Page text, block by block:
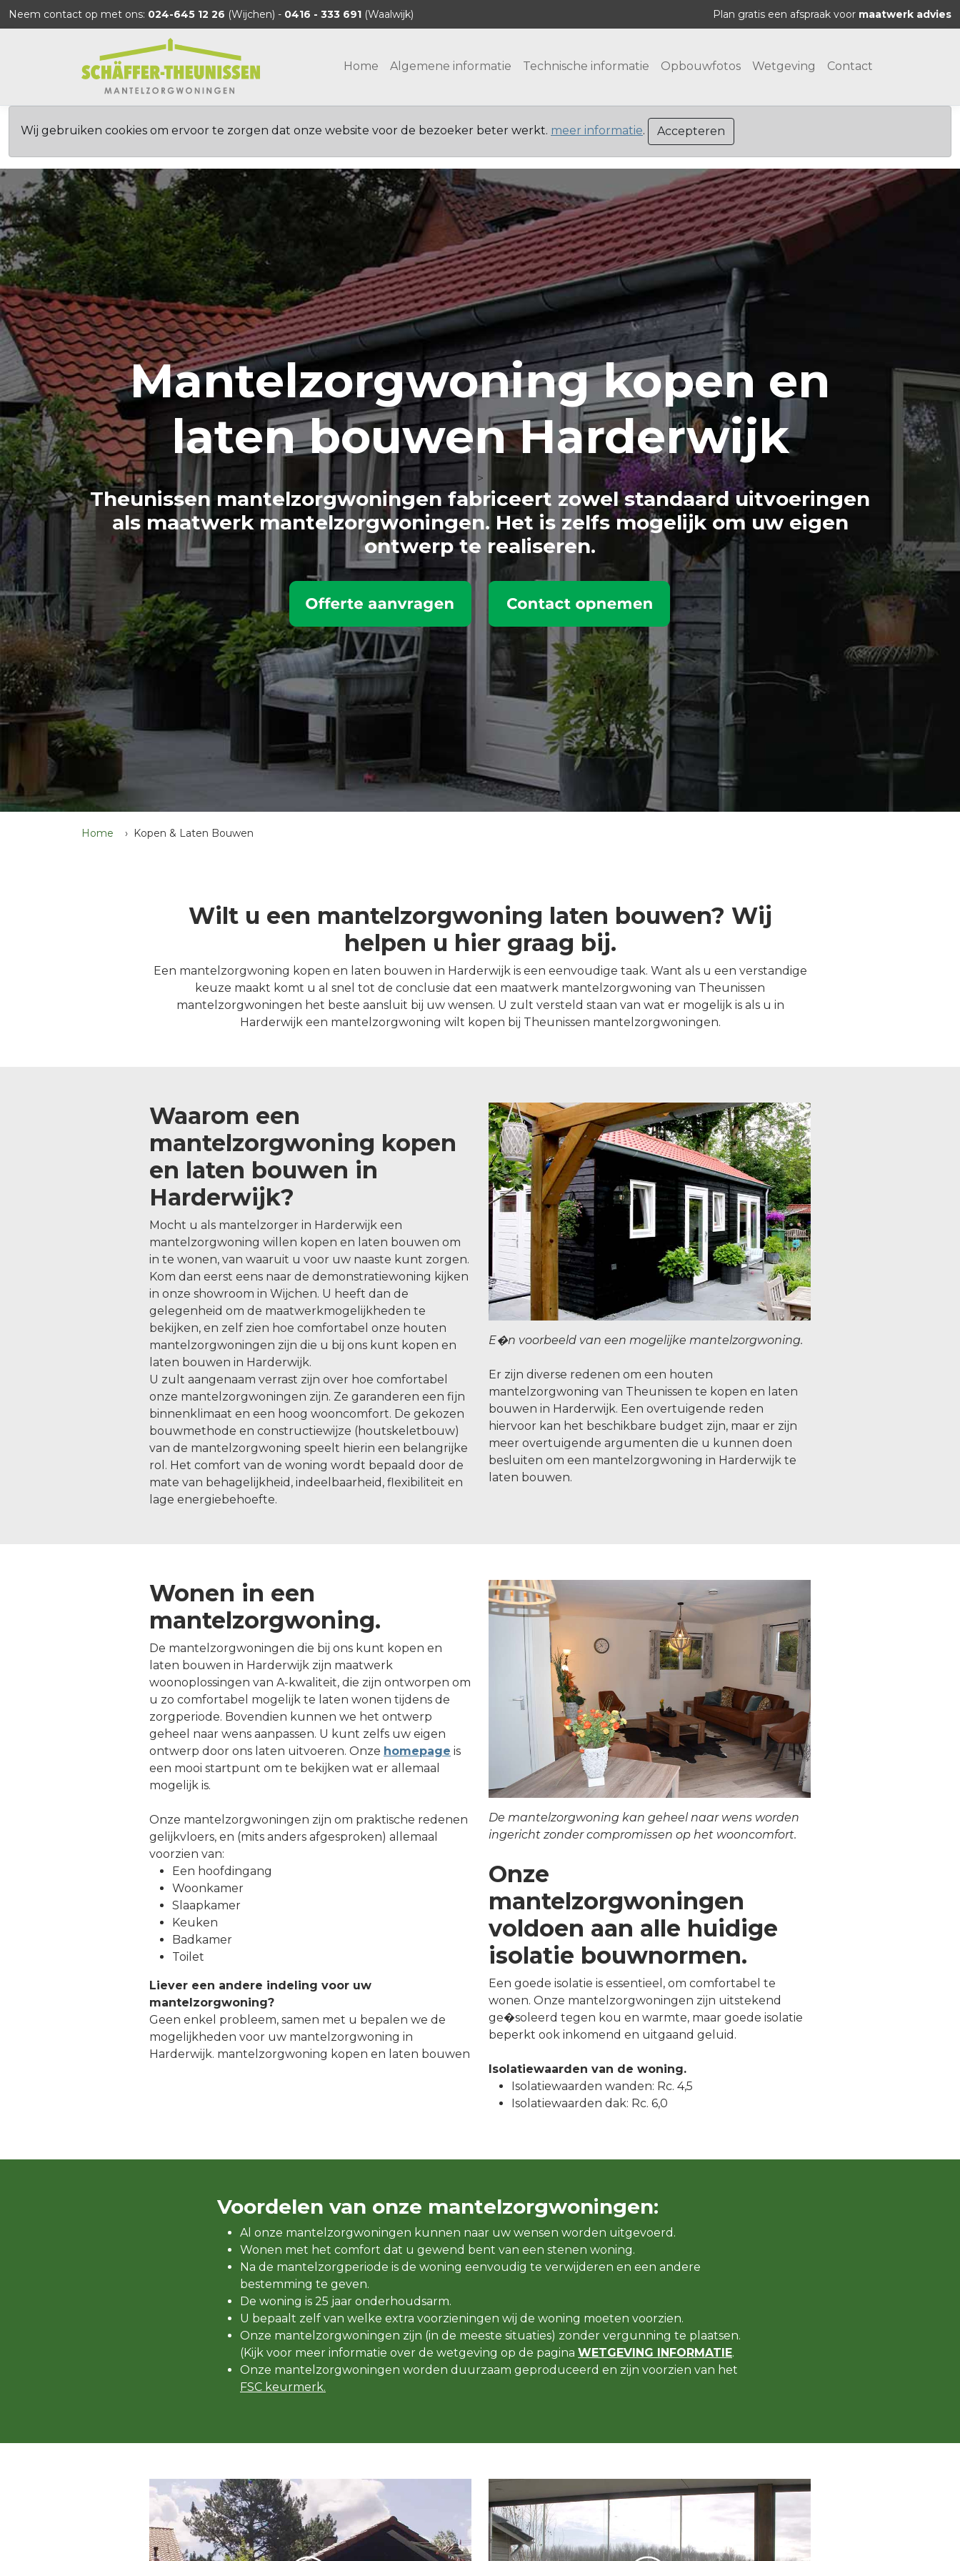
Neem contact op met ons: 024-645 12 26 (Wijchen) - 0416 - 333 691 (Waalwijk) Plan gratis een afspraak voor maatwerk advies
Home Algemene informatie Technische informatie Opbouwfotos Wetgeving Contact
Wij gebruiken cookies om ervoor te zorgen dat onze website voor de bezoeker beter werkt. meer informatie. Accepteren
Mantelzorgwoning kopen en
laten bouwen Harderwijk
>
Theunissen mantelzorgwoningen fabriceert zowel standaard uitvoeringen
als maatwerk mantelzorgwoningen. Het is zelfs mogelijk om uw eigen
ontwerp te realiseren.
Home Kopen & Laten Bouwen
Wilt u een mantelzorgwoning laten bouwen? Wij
helpen u hier graag bij.
Een mantelzorgwoning kopen en laten bouwen in Harderwijk is een eenvoudige taak. Want als u een verstandige
keuze maakt komt u al snel tot de conclusie dat een maatwerk mantelzorgwoning van Theunissen
mantelzorgwoningen het beste aansluit bij uw wensen. U zult versteld staan van wat er mogelijk is als u in
Harderwijk een mantelzorgwoning wilt kopen bij Theunissen mantelzorgwoningen.
Waarom een
mantelzorgwoning kopen
en laten bouwen in
Harderwijk?
Mocht u als mantelzorger in Harderwijk een
mantelzorgwoning willen kopen en laten bouwen om
in te wonen, van waaruit u voor uw naaste kunt zorgen.
Kom dan eerst eens naar de demonstratiewoning kijken
in onze showroom in Wijchen. U heeft dan de
gelegenheid om de maatwerkmogelijkheden te
bekijken, en zelf zien hoe comfortabel onze houten
mantelzorgwoningen zijn die u bij ons kunt kopen en
laten bouwen in Harderwijk.
U zult aangenaam verrast zijn over hoe comfortabel
onze mantelzorgwoningen zijn. Ze garanderen een fijn
binnenklimaat en een hoog wooncomfort. De gekozen
bouwmethode en constructiewijze (houtskeletbouw)
van de mantelzorgwoning speelt hierin een belangrijke
rol. Het comfort van de woning wordt bepaald door de
mate van behagelijkheid, indeelbaarheid, flexibiliteit en
lage energiebehoefte.
E�n voorbeeld van een mogelijke mantelzorgwoning.
Er zijn diverse redenen om een houten
mantelzorgwoning van Theunissen te kopen en laten
bouwen in Harderwijk. Een overtuigende reden
hiervoor kan het beschikbare budget zijn, maar er zijn
meer overtuigende argumenten die u kunnen doen
besluiten om een mantelzorgwoning in Harderwijk te
laten bouwen.
Wonen in een
mantelzorgwoning.
De mantelzorgwoningen die bij ons kunt kopen en
laten bouwen in Harderwijk zijn maatwerk
woonoplossingen van A-kwaliteit, die zijn ontworpen om
u zo comfortabel mogelijk te laten wonen tijdens de
zorgperiode. Bovendien kunnen we het ontwerp
geheel naar wens aanpassen. U kunt zelfs uw eigen
ontwerp door ons laten uitvoeren. Onze homepage is
een mooi startpunt om te bekijken wat er allemaal
mogelijk is.
Onze mantelzorgwoningen zijn om praktische redenen
gelijkvloers, en (mits anders afgesproken) allemaal
voorzien van:
Een hoofdingang
Woonkamer
Slaapkamer
Keuken
Badkamer
Toilet
Liever een andere indeling voor uw
mantelzorgwoning?
Geen enkel probleem, samen met u bepalen we de
mogelijkheden voor uw mantelzorgwoning in
Harderwijk. mantelzorgwoning kopen en laten bouwen
De mantelzorgwoning kan geheel naar wens worden
ingericht zonder compromissen op het wooncomfort.
Onze
mantelzorgwoningen
voldoen aan alle huidige
isolatie bouwnormen.
Een goede isolatie is essentieel, om comfortabel te
wonen. Onze mantelzorgwoningen zijn uitstekend
ge�soleerd tegen kou en warmte, maar goede isolatie
beperkt ook inkomend en uitgaand geluid.
Isolatiewaarden van de woning.
Isolatiewaarden wanden: Rc. 4,5
Isolatiewaarden dak: Rc. 6,0
Voordelen van onze mantelzorgwoningen:
Al onze mantelzorgwoningen kunnen naar uw wensen worden uitgevoerd.
Wonen met het comfort dat u gewend bent van een stenen woning.
Na de mantelzorgperiode is de woning eenvoudig te verwijderen en een andere
bestemming te geven.
De woning is 25 jaar onderhoudsarm.
U bepaalt zelf van welke extra voorzieningen wij de woning moeten voorzien.
Onze mantelzorgwoningen zijn (in de meeste situaties) zonder vergunning te plaatsen.
(Kijk voor meer informatie over de wetgeving op de pagina WETGEVING INFORMATIE.
Onze mantelzorgwoningen worden duurzaam geproduceerd en zijn voorzien van het
FSC keurmerk.